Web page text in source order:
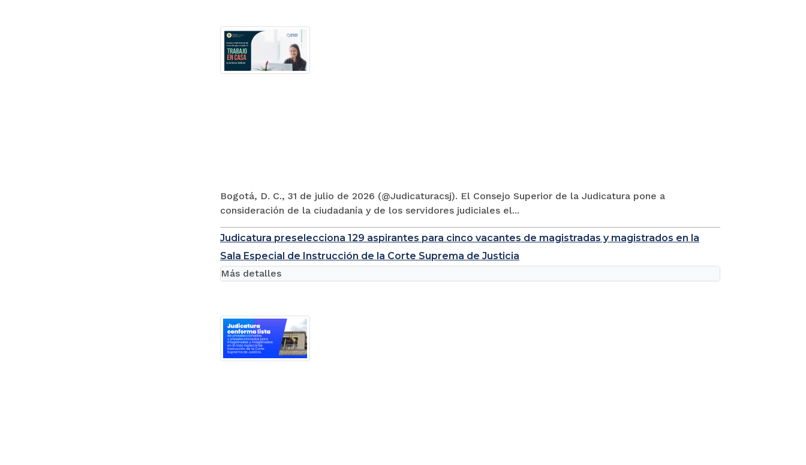
Bogotá, D. C., 31 de julio de 2026 (@Judicaturacsj). El Consejo Superior de la Judicatura pone a
consideración de la ciudadanía y de los servidores judiciales el...
Judicatura preselecciona 129 aspirantes para cinco vacantes de magistradas y magistrados en la
Sala Especial de Instrucción de la Corte Suprema de Justicia
Más detalles